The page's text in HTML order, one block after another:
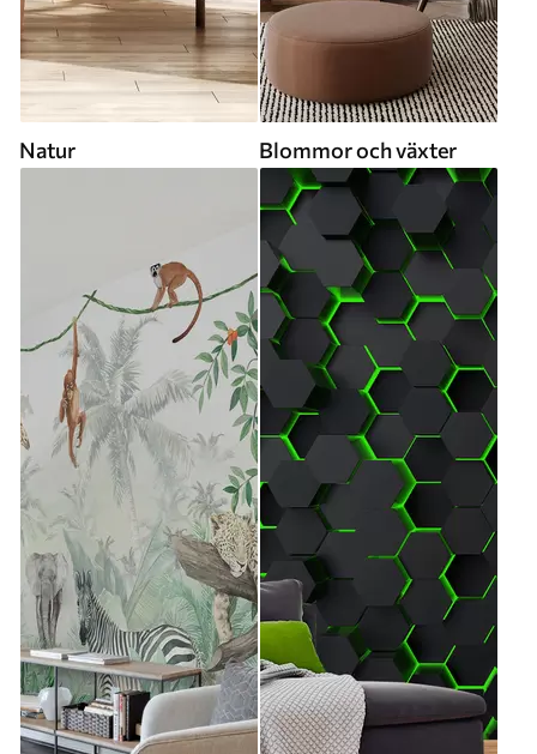
Natur Blommor och växter